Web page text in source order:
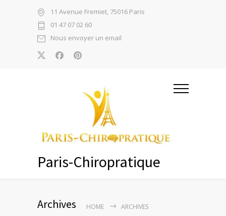
11 Avenue Fremiet, 75016 Paris
01 47 07 02 60
Nous envoyer un email
Paris-Chiropratique
Archives HOME ARCHIVES